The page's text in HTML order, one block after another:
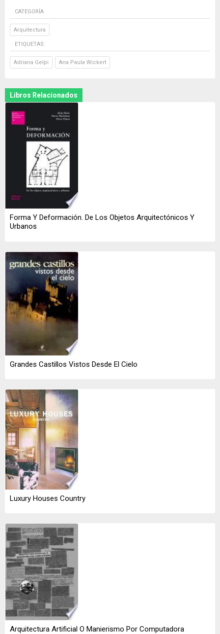
CATEGORÍA
Arquitectura
ETIQUETAS:
Adriana Gelpi Ana Paula Wickert
Libros Relacionados
Forma Y Deformación. De Los Objetos Arquitectónicos Y
Urbanos
Grandes Castillos Vistos Desde El Cielo
Luxury Houses Country
Arquitectura Artificial O Manierismo Por Computadora